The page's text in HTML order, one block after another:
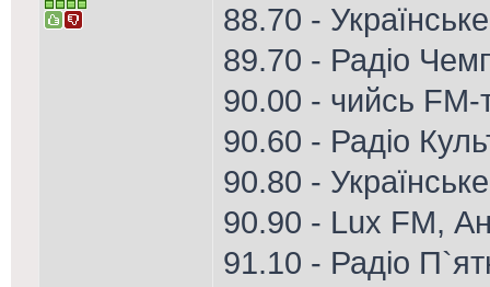
88.70 -
89.70 - Радіо
90.00 - чийсь FM-
90.60 - Радіо
90.80 -
90.90 - Lux FM,
91.10 - Радіо